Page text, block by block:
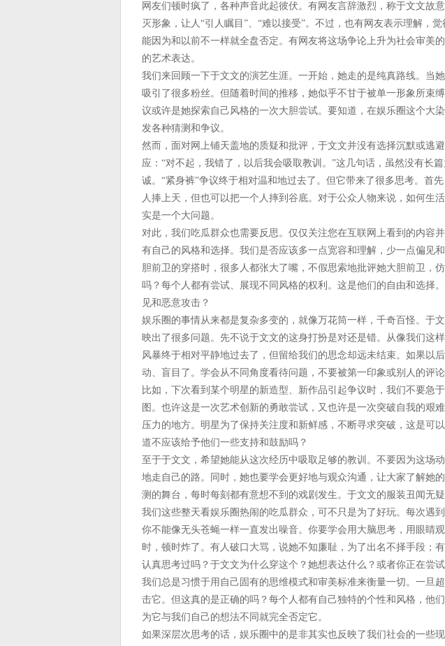
网友们顿时疯了，各种声音此起彼伏。有网友言辞激烈，称于文文故
灭形象，让人“引人瞩目”、“难以接受”。不过，也有网友表示理解，
能因为和以前不一样就全盘否定。有网友将这场争论上升为社会审美
的艺术表达。
我们来回顾一下于文文的演艺生涯。一开始，她走的是纯真路线。当
吸引了很多粉丝。但随着时间的推移，她似乎不甘于被单一形象所束
议或许是她探索自己风格的一次大胆尝试。要知道，在娱乐圈这个大
发各种猜测和争议。
然而，面对网上铺天盖地的质疑和批评，于文文并没有选择沉默或逃
应：“对不起，我错了，以后我会吸取教训。”这几句话，虽然没有长
诚。“紧身裤”争议终于相对温和地过去了。但它带来了很多思考。首
人捧上天，但也可以把一个人摔到谷底。对于公众人物来说，如何生
实是一个大问题。
对此，我们吃瓜群众也需要反思。仅仅关注您在互联网上看到的内容
有自己的风格和选择。我们是否应该多一点宽容和理解，少一点偏见
胆前卫的穿搭时，很多人都张大了嘴，不假思索地批评她大胆前卫，
吗？每个人都有尝试、展现不同风格的权利。这是他们的自由和选择
见和恶意攻击？
娱乐圈的事情从来都是复杂多变的，就像万花筒一样，千奇百怪。于
映出了很多问题。先不说于文文的这身打扮是对还是错。从像我们这
风暴终于相对平静地过去了，但留给我们的思念却远未结束。如果以
动、盲目了。学会从不同角度看待问题，不要被第一印象或别人的评论
比如，下次看到某个明星的新造型、新作品引起争议时，我们不要急
图。也许这是一次艺术创新的勇敢尝试，又也许是一次突破自我的艰
压力的地方。明星为了保持关注度和新鲜感，不断寻求突破，这是可
道不应该给予他们一些支持和鼓励吗？
至于于文文，希望她能从这次经历中吸取足够的教训。不要因为这场
地走自己的路。同时，她也要学会更好地与观众沟通，让大家了解她
测的舞台，每时每刻都有意想不到的戏剧发生。于文文的服装丑闻无疑
我们这些整天看娱乐圈热闹的吃瓜群众，可不只是为了好玩。每次遇
你不能像无头苍蝇一样一直发出噪音。你要学会用大脑思考，用眼睛
时，顿时炸了。有人破口大骂，说她不知廉耻，为了出名不择手段；
认真思考过吗？于文文为什么穿这个？她想表达什么？或者你正在尝
我们总是习惯于用自己固有的思维模式和审美标准来衡量一切。一旦
击它。但这真的是正确的吗？每个人都有自己独特的个性和风格，他
为它与我们自己的想法不同就完全否定它。
如果深层次思考的话，娱乐圈中的是非其实也反映了我们社会的一些